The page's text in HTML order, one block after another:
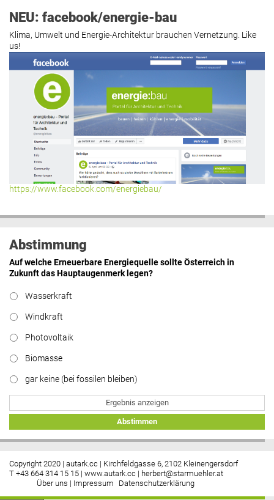
NEU: facebook/energie-bau
Klima, Umwelt und Energie-Architektur brauchen Vernetzung. Like
us!
https://www.facebook.com/energiebau/
Abstimmung
Auf welche Erneuerbare Energiequelle sollte Österreich in
Zukunft das Hauptaugenmerk legen?
Wasserkraft
Windkraft
Photovoltaik
Biomasse
gar keine (bei fossilen bleiben)
Ergebnis anzeigen
Abstimmen
Copyright 2020 | autark.cc | Kirchfeldgasse 6, 2102 Kleinengersdorf
T +43 664 314 15 15 | www.autark.cc | herbert@starmuehler.at
Über uns | Impressum Datenschutzerklärung